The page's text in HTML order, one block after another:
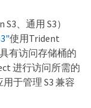
、通用 S3）
使用Trident
有访问存储桶的
进行访问所需的
于管理 S3 兼容